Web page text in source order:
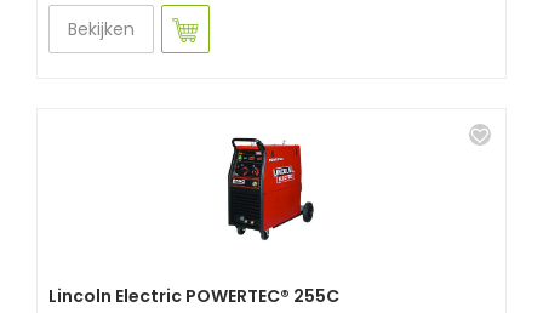
Bekijken
Lincoln Electric POWERTEC® 255C